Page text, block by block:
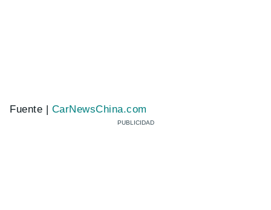
Fuente | CarNewsChina.com